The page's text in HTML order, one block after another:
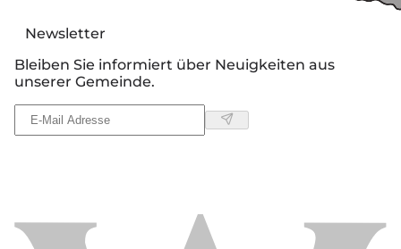
Newsletter
Bleiben Sie informiert über Neuigkeiten aus
unserer Gemeinde.